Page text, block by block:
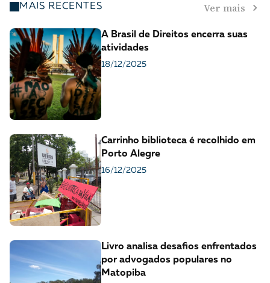
MAIS RECENTES Ver mais
A Brasil de Direitos encerra suas
atividades
18/12/2025
Carrinho biblioteca é recolhido em
Porto Alegre
16/12/2025
Livro analisa desafios enfrentados
por advogados populares no
Matopiba